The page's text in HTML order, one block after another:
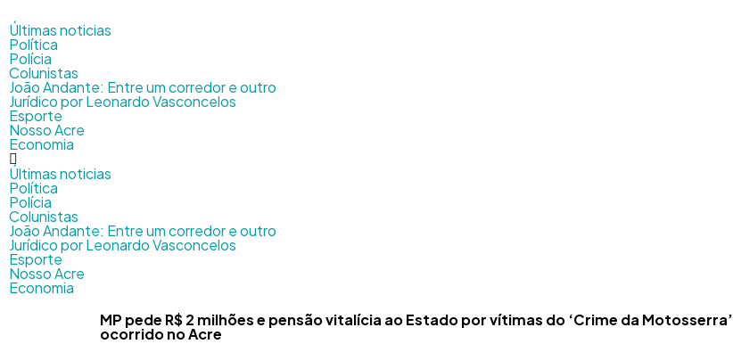
Últimas noticias
Política
Polícia
Colunistas
João Andante: Entre um corredor e outro
Jurídico por Leonardo Vasconcelos
Esporte
Nosso Acre
Economia
Últimas noticias
Política
Polícia
Colunistas
João Andante: Entre um corredor e outro
Jurídico por Leonardo Vasconcelos
Esporte
Nosso Acre
Economia
MP pede R$ 2 milhões e pensão vitalícia ao Estado por vítimas do ‘Crime da Motosserra’
ocorrido no Acre